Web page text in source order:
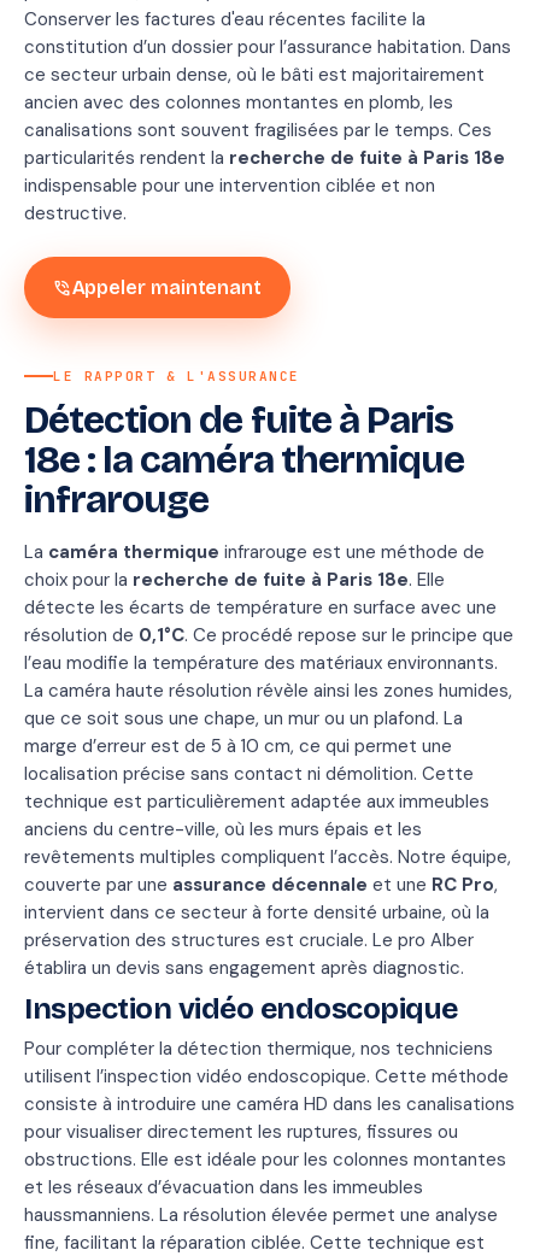
Conserver les factures d'eau récentes facilite la
constitution d’un dossier pour l’assurance habitation. Dans
ce secteur urbain dense, où le bâti est majoritairement
ancien avec des colonnes montantes en plomb, les
canalisations sont souvent fragilisées par le temps. Ces
particularités rendent la recherche de fuite à Paris 18e
indispensable pour une intervention ciblée et non
destructive.
phone_in_talkAppeler maintenant
Rapport
de
convention IRSI
Méthode
+
Durée
Conforme
IRSI
LE RAPPORT & L'ASSURANCE
Détection de fuite à Paris
18e : la caméra thermique
infrarouge
La caméra thermique infrarouge est une méthode de
choix pour la recherche de fuite à Paris 18e. Elle
détecte les écarts de température en surface avec une
résolution de 0,1°C. Ce procédé repose sur le principe que
l’eau modifie la température des matériaux environnants.
La caméra haute résolution révèle ainsi les zones humides,
que ce soit sous une chape, un mur ou un plafond. La
marge d’erreur est de 5 à 10 cm, ce qui permet une
localisation précise sans contact ni démolition. Cette
technique est particulièrement adaptée aux immeubles
anciens du centre-ville, où les murs épais et les
revêtements multiples compliquent l’accès. Notre équipe,
couverte par une assurance décennale et une RC Pro,
intervient dans ce secteur à forte densité urbaine, où la
préservation des structures est cruciale. Le pro Alber
établira un devis sans engagement après diagnostic.
Inspection vidéo endoscopique
Pour compléter la détection thermique, nos techniciens
utilisent l’inspection vidéo endoscopique. Cette méthode
consiste à introduire une caméra HD dans les canalisations
pour visualiser directement les ruptures, fissures ou
obstructions. Elle est idéale pour les colonnes montantes
et les réseaux d’évacuation dans les immeubles
haussmanniens. La résolution élevée permet une analyse
fine, facilitant la réparation ciblée. Cette technique est